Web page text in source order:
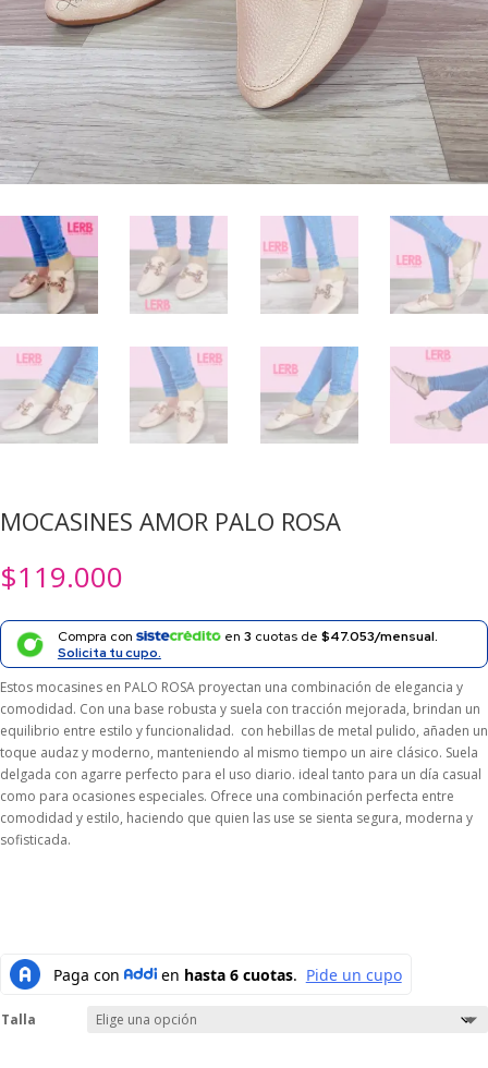
MOCASINES AMOR PALO ROSA
$119.000
Compra con en 3 cuotas de $47.053/mensual.
Solicita tu cupo.
Estos mocasines en PALO ROSA proyectan una combinación de elegancia y
comodidad. Con una base robusta y suela con tracción mejorada, brindan un
equilibrio entre estilo y funcionalidad. con hebillas de metal pulido, añaden un
toque audaz y moderno, manteniendo al mismo tiempo un aire clásico. Suela
delgada con agarre perfecto para el uso diario. ideal tanto para un día casual
como para ocasiones especiales. Ofrece una combinación perfecta entre
comodidad y estilo, haciendo que quien las use se sienta segura, moderna y
sofisticada.
Talla